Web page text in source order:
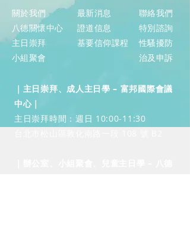
關於我們
八德關懷中心
主日崇拜
小組聚會
​最新消息
證道信息
基要信仰課程
聯絡我們
​特別諮詢
性騷擾防
治及申訴
｜主日崇拜、成人主日學 – 富邦國際會議
中心｜
​主日崇拜時間：週日 10:00-11:30